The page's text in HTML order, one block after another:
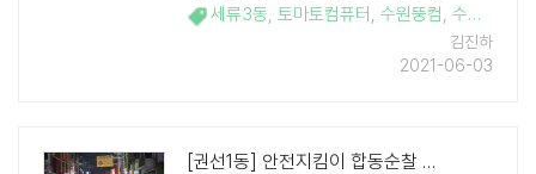
한 세트를 전달하였다. 이번 전달사업은 관
내 토마토컴퓨터 노재환 대표가 후원한 것으
로 토마토컴퓨터는 2020년 4월부터 지속적
세류3동, 토마토컴퓨터 , 수원뚱컴, 수원시팔도푸드뱅크
김진하
2021-06-03
[권선1동] 안전지킴이 합동순찰 활동